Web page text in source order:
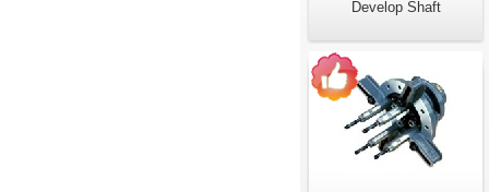
Develop Shaft